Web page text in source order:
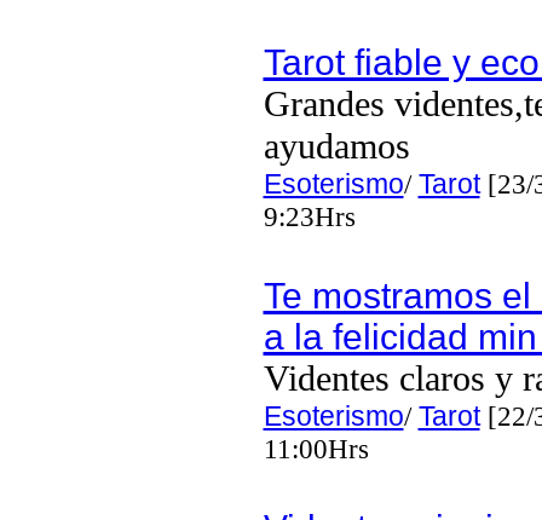
Tarot fiable y
Grandes
ayudamos
Esoterismo/Tarot[23/
9:23Hrs
Te mostramos
a la felicidad
Videntes claros y
Esoterismo/Tarot[22/
11:00Hrs